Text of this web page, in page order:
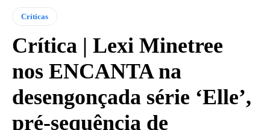
Críticas
Crítica | Lexi Minetree
nos ENCANTA na
desengonçada série ‘Elle’,
pré-sequência de